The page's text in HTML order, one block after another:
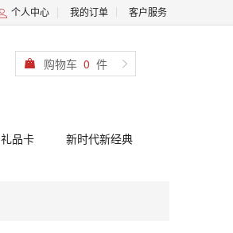
个人中心 我的订单 客户服务
购物车 0 件
礼品卡 新时代新经典